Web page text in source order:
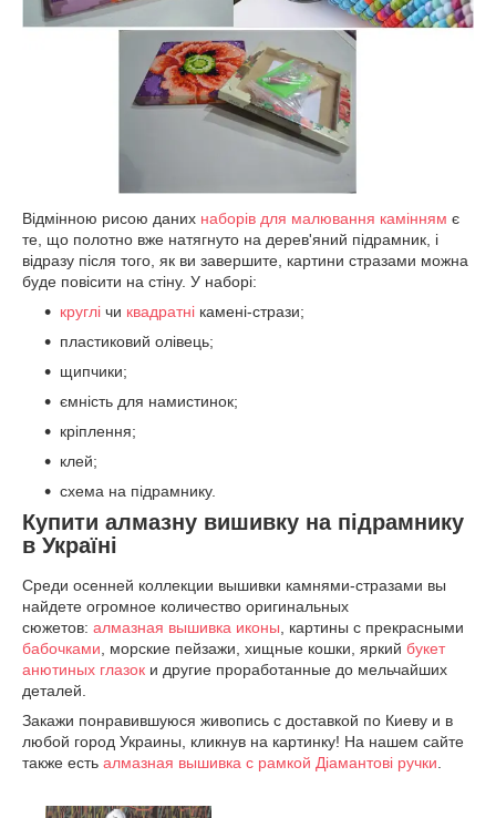
Відмінною рисою даних наборів для малювання камінням є
те, що полотно вже натягнуто на дерев'яний підрамник, і
відразу після того, як ви завершите, картини стразами можна
буде повісити на стіну. У наборі:
круглі чи квадратні камені-стрази;
пластиковий олівець;
щипчики;
ємність для намистинок;
кріплення;
клей;
схема на підрамнику.
Купити алмазну вишивку на підрамнику
в Україні
Среди осенней коллекции вышивки камнями-стразами вы
найдете огромное количество оригинальных
сюжетов: алмазная вышивка иконы , картины с прекрасными
бабочками , морские пейзажи, хищные кошки, яркий букет
анютиных глазок и другие проработанные до мельчайших
деталей.
Закажи понравившуюся живопись с доставкой по Киеву и в
любой город Украины, кликнув на картинку! На нашем сайте
также есть алмазная вышивка с рамкой Діамантові ручки